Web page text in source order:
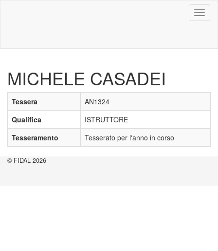
MICHELE CASADEI
Tessera
AN1324
Qualifica
ISTRUTTORE
Tesseramento
Tesserato per l'anno in corso
© FIDAL 2026